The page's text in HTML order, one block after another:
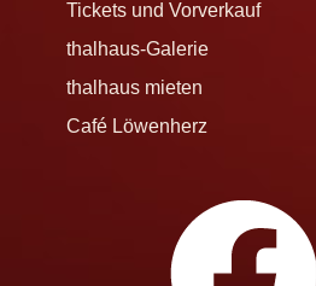
Tickets und Vorverkauf
thalhaus-Galerie
thalhaus mieten
Café Löwenherz